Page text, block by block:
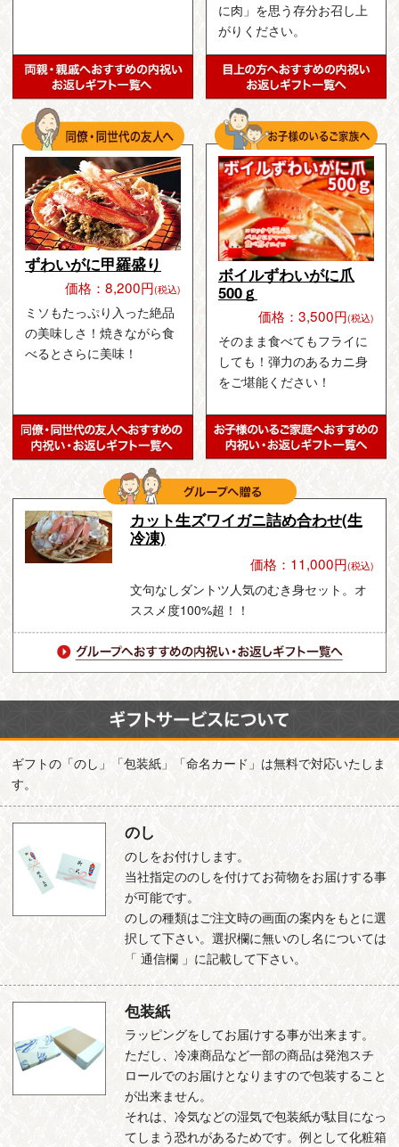
に肉」を思う存分お召し上
がりください。
ずわいがに甲羅盛り
価格：8,200円(税込)
ミソもたっぷり入った絶品
の美味しさ！焼きながら食
べるとさらに美味！
ボイルずわいがに爪
500ｇ
価格：3,500円(税込)
そのまま食べてもフライに
しても！弾力のあるカニ身
をご堪能ください！
カット生ズワイガニ詰め合わせ(生
冷凍)
価格：11,000円(税込)
文句なしダントツ人気のむき身セット。オ
ススメ度100%超！！
ギフトの「のし」「包装紙」「命名カード」は無料で対応いたしま
す。
のし
のしをお付けします。
当社指定ののしを付けてお荷物をお届けする事
が可能です。
のしの種類はご注文時の画面の案内をもとに選
択して下さい。選択欄に無いのし名については
「 通信欄 」に記載して下さい。
包装紙
ラッピングをしてお届けする事が出来ます。
ただし、冷凍商品など一部の商品は発泡スチ
ロールでのお届けとなりますので包装すること
が出来ません。
それは、冷気などの湿気で包装紙が駄目になっ
てしまう恐れがあるためです。例として化粧箱